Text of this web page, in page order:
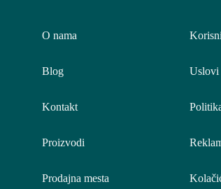
O nama
Blog
Kontakt
Proizvodi
Prodajna mesta
Uslovi